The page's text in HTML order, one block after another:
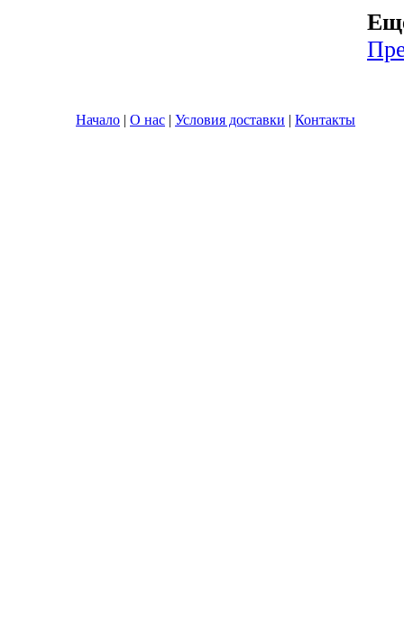
Начало | О нас | Условия доставки | Контакты